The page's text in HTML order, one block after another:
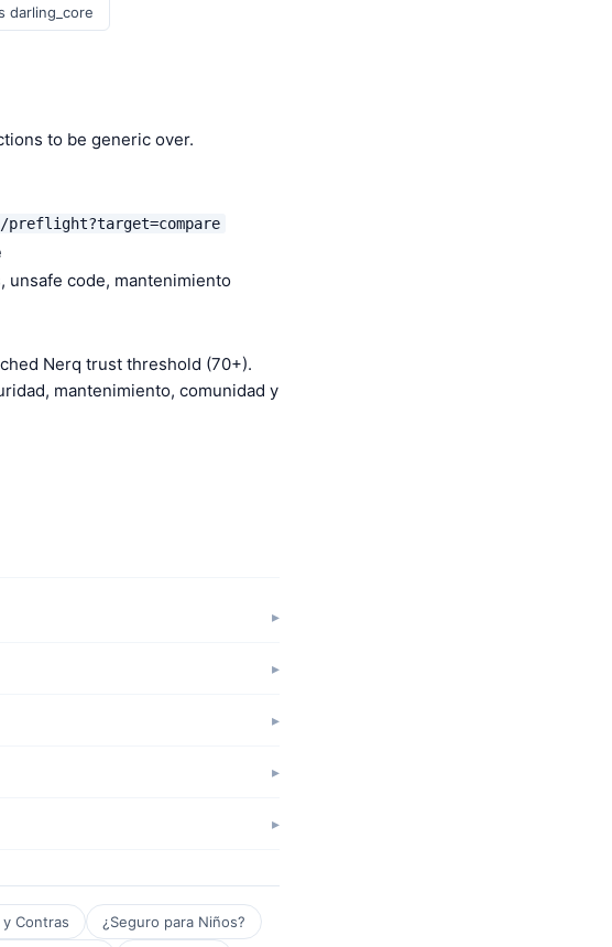
darling_core
to be generic over.
preflight?target=compare
unsafe code, mantenimiento
Nerq trust threshold (70+).
mantenimiento, comunidad y
y Contras
¿Seguro para Niños?